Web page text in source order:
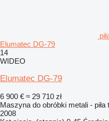
Elumatec DG-79
14
WIDEO
Elumatec DG-79
6 900 € ≈ 29 710 zł
Maszyna do obróbki metali -
2008